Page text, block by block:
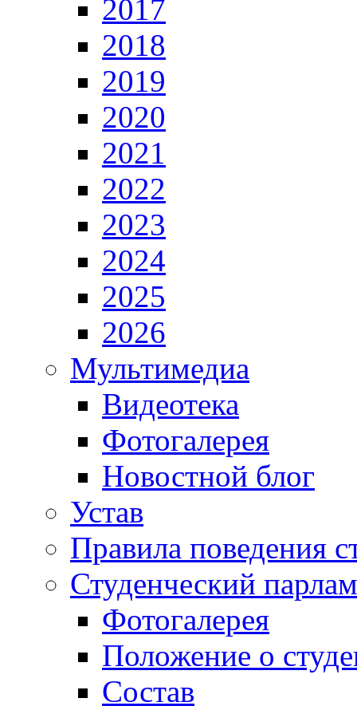
2017
2018
2019
2020
2021
2022
2023
2024
2025
2026
Мультимедиа
Видеотека
Фотогалерея
Новостной блог
Устав
Правила поведения
Студенческий
Фотогалерея
Положение о
Состав